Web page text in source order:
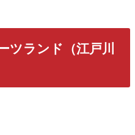
ツランド（江戸川